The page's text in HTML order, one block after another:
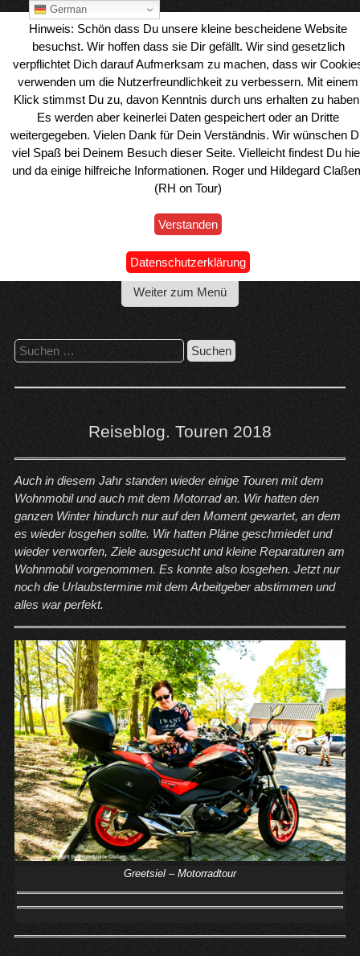
content
Wohnmobil Reiseblog Roger & Hilde
Weiter zum Menü
Suchen
nach:
Reiseblog. Touren 2018
Auch in diesem Jahr standen wieder einige Touren mit dem
Wohnmobil und auch mit dem Motorrad an. Wir hatten den
ganzen Winter hindurch nur auf den Moment gewartet, an dem
es wieder losgehen sollte. Wir hatten Pläne geschmiedet und
wieder verworfen, Ziele ausgesucht und kleine Reparaturen am
Wohnmobil vorgenommen. Es konnte also losgehen. Jetzt nur
noch die Urlaubstermine mit dem Arbeitgeber abstimmen und
alles war perfekt.
Greetsiel – Motorradtour
Hinweis: Schön dass Du unsere kleine bescheidene Website
besuchst. Wir hoffen dass sie Dir gefällt. Wir sind gesetzlich
verpflichtet Dich darauf Aufmerksam zu machen, dass wir
verwenden um die Nutzerfreundlichkeit zu verbessern. Mit einem
Klick stimmst Du zu, davon Kenntnis durch uns erhalten zu
Es werden aber keinerlei Daten gespeichert oder an Dritte
weitergegeben. Vielen Dank für Dein Verständnis. Wir wünschen
viel Spaß bei Deinem Besuch dieser Seite. Vielleicht findest Du
und da einige hilfreiche Informationen. Roger und Hildegard
(RH on Tour)
Verstanden
Datenschutzerklärung
German